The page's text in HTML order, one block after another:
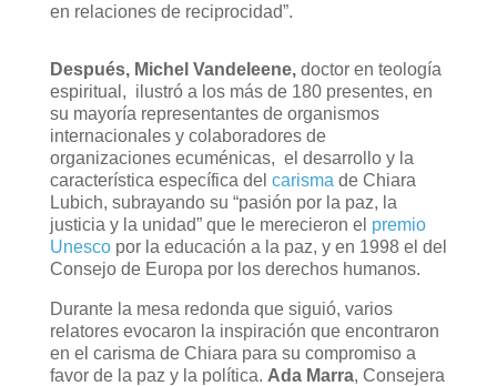
en relaciones de reciprocidad”.
Después, Michel Vandeleene,doctor en teología
espiritual, ilustró a los más de 180 presentes, en
su mayoría representantes de organismos
internacionales y colaboradores de
organizaciones ecuménicas, el desarrollo y la
característica específica del carisma de Chiara
Lubich, subrayando su “pasión por la paz, la
justicia y la unidad” que le merecieron el premio
Unescopor la educación a la paz, y en 1998 el del
Consejo de Europa por los derechos humanos.
Durante la mesa redonda que siguió, varios
relatores evocaron la inspiración que encontraron
en el carisma de Chiara para su compromiso a
favor de la paz y la política. Ada Marra, Consejera